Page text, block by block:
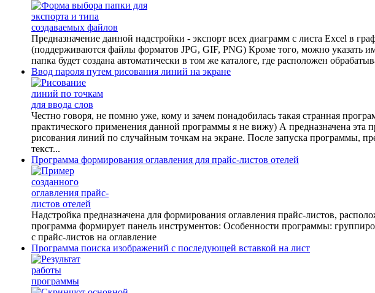
Предназначение данной надстройки - экспорт всех диаграмм с листа Excel в
(поддерживаются файлы форматов JPG, GIF, PNG) Кроме того, можно указать
папка будет создана автоматически в том же каталоге, где расположен
Ввод пароля путем рисования линий на экране
Честно говоря, не помню уже, кому и зачем понадобилась такая странная
практического применения данной программы я не вижу) А предназначена эта
рисования линий по случайным точкам на экране. После запуска программы,
текст...
Программа формирования оглавления для прайс-листов отелей
Надстройка предназначена для формирования оглавления прайс-листов,
программа формирует панель инструментов: Особенности программы:
с прайс-листов на оглавление
Программа поиска изображений с последующей вставкой на лист